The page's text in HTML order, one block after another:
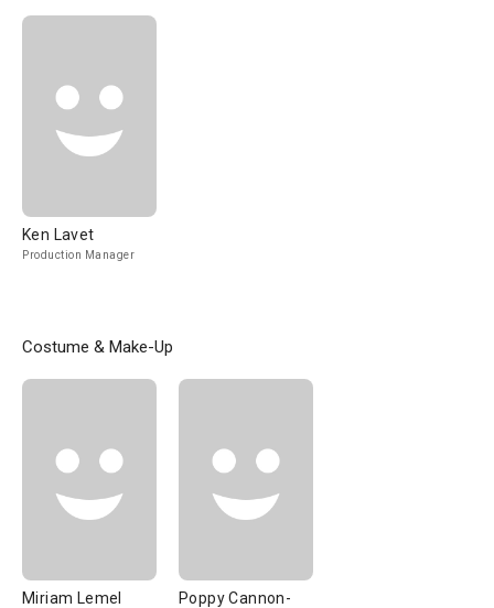
Ken Lavet
Production Manager
Costume & Make-Up
Miriam Lemel
Poppy Cannon-